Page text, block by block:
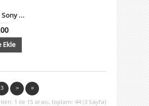
ERI-S028 - Sony PCG-FX, PCG-GRT, PCG-GRV505, GRX, GRZ Serisi
3 > »
1 ile 15 arası, toplam: 44 (3 Sayfa)